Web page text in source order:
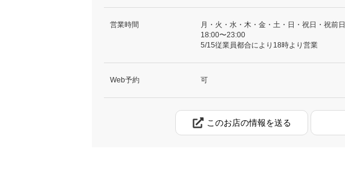
営業時間
月・火・水・木・金・土・日・祝日・祝前日
18:00〜23:00
5/15従業員都合により18時より営業
Web予約 可
このお店の情報を送る